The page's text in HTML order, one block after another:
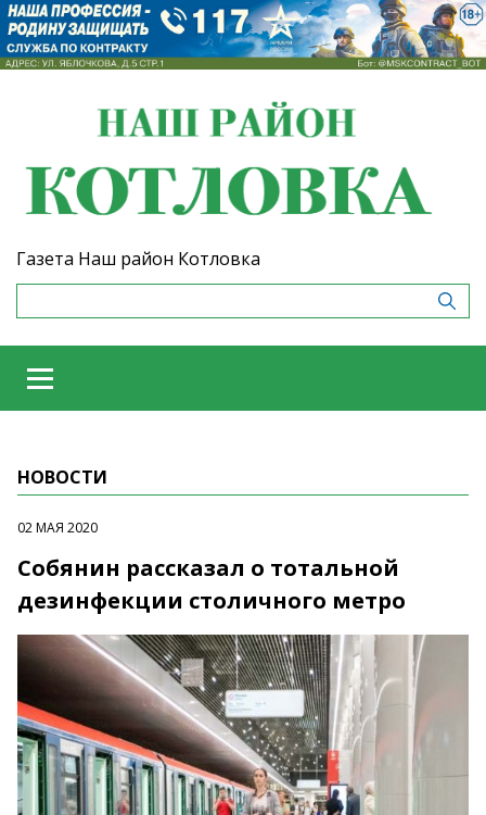
Газета Наш район Котловка
НОВОСТИ
02 МАЯ 2020
Собянин рассказал о тотальной
дезинфекции столичного метро